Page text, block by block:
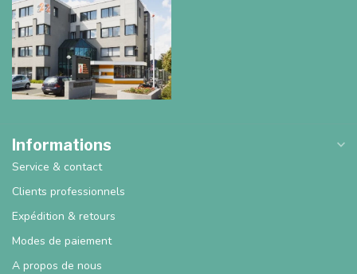
Informations
Service & contact
Clients professionnels
Expédition & retours
Modes de paiement
A propos de nous